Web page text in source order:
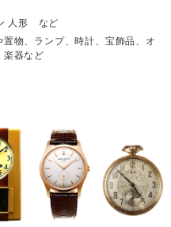
人形 など
置物、ランプ、時計、宝飾品、オ
楽器など